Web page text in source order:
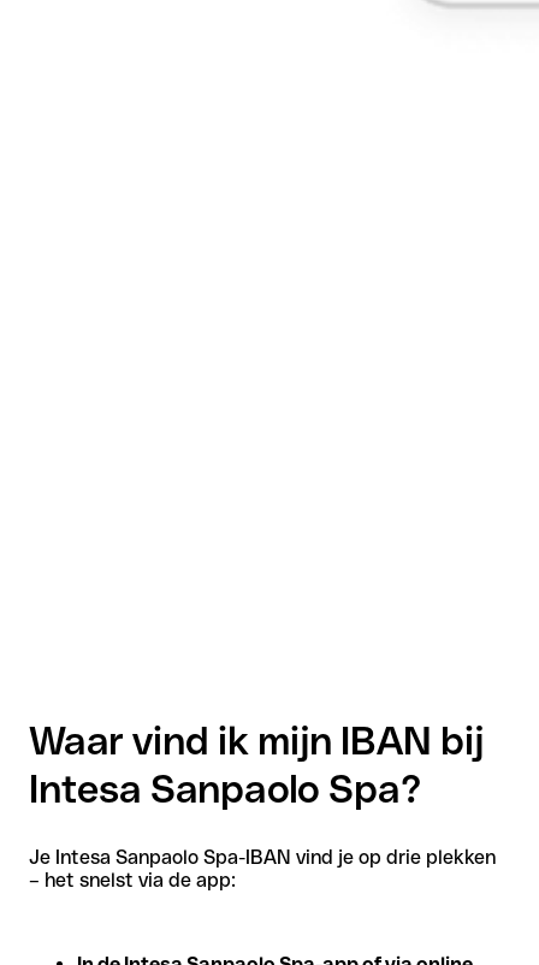
Waar vind ik mijn IBAN bij
Intesa Sanpaolo Spa?
Je Intesa Sanpaolo Spa-IBAN vind je op drie plekken
– het snelst via de app: